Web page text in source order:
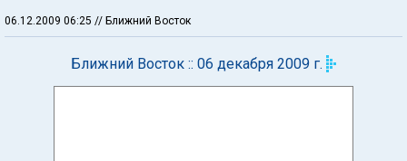
06.12.2009 06:25 // Ближний Восток
Ближний Восток :: 06 декабря 2009 г.